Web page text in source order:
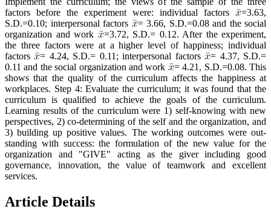
factors before the experiment were: individual factors
=3.63,
S.D.=0.10; interpersonal factors
= 3.66, S.D.=0.08 and the social
organization and work
=3.72, S.D.= 0.12. After the experiment,
the three factors were at a higher level of happiness; individual
factors = 4.24, S.D.= 0.11; interpersonal factors = 4.37, S.D.=
0.11 and the social organization and work
= 4.21, S.D.=0.08. This
shows that the quality of the curriculum affects the happiness at
workplaces. Step 4: Evaluate the curriculum; it was found that the
curriculum is qualified to achieve the goals of the curriculum.
Learning results of the curriculum were 1) self-knowing with new
perspectives, 2) co-determining of the self and the organization, and
3) building up positive values. The working outcomes were out-
standing with success: the formulation of the new value for the
organization and "GIVE" acting as the giver including good
governance, innovation, the value of teamwork and excellent
services.
Article Details